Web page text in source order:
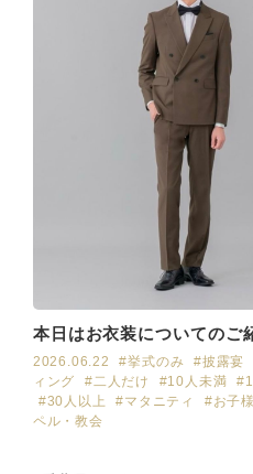
本日はお衣装についてのご
2026.06.22 #挙式のみ #披露宴
ィング
#二人だけ #10人未満
#30人以上
#マタニティ #お子
ペル・教会